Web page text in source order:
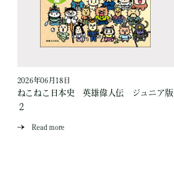
2026年06月18日
ねこねこ日本史 英雄偉人伝 ジュニア版
２
Read more